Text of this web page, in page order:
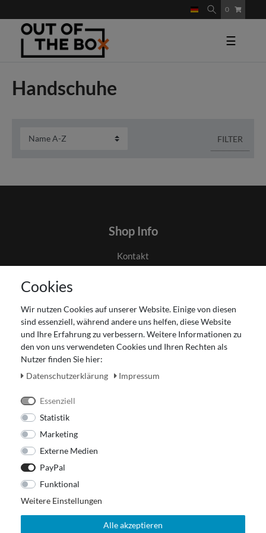
0
☰
Handschuhe
FILTER
Shop Info
Kontakt
Impressum
Widerrufsrecht
Zahlung und Versand
Unser Ladengeschäft
Cookies
Wir nutzen Cookies auf unserer Website. Einige von diesen
sind essenziell, während andere uns helfen, diese Website
und Ihre Erfahrung zu verbessern. Weitere Informationen zu
den von uns verwendeten Cookies und Ihren Rechten als
Nutzer finden Sie hier:
Daten­schutz­erklärung
Impressum
Essenziell
Statistik
Marketing
Externe Medien
PayPal
Funktional
Weitere Einstellungen
Alle akzeptieren